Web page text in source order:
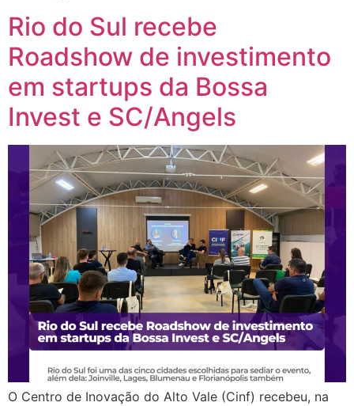
Rio do Sul recebe
Roadshow de investimento
em startups da Bossa
Invest e SC/Angels
O Centro de Inovação do Alto Vale (Cinf) recebeu, na